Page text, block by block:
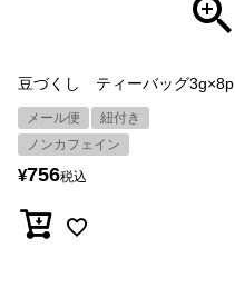
豆づくし ティーバッグ3g×8p
メール便
紐付き
ノンカフェイン
¥756税込